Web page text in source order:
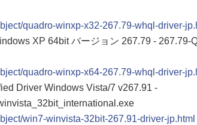
quadro-winxp-x32-267.79-whql-driver-
XP 64bit バージョン 267.79 - 267.79-
quadro-winxp-x64-267.79-whql-driver-
Driver Windows Vista/7 v267.91 -
win7-winvista-32bit-267.91-driver-jp.html